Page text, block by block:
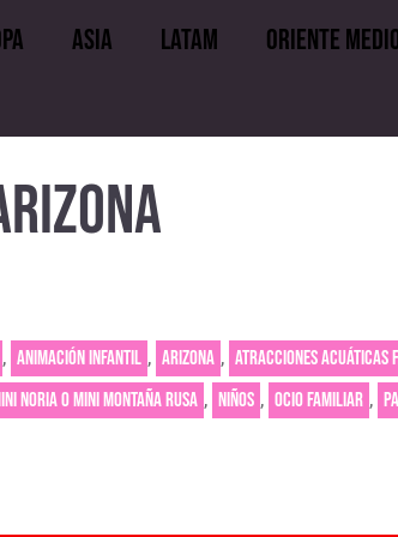
Asia LATAM Oriente
, Animación infantil , Arizona , Atracciones acuáticas
noria o mini montaña rusa , Niños , Ocio familiar ,